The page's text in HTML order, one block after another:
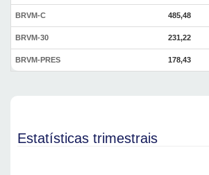
BRVM-C 485,48
BRVM-30 231,22
BRVM-PRES 178,43
Estatísticas trimestrais